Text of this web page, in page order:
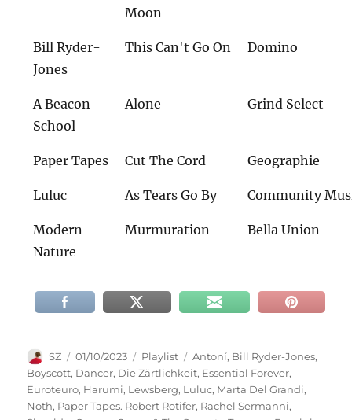
Moon
Bill Ryder-
Jones
This Can't Go On Domino
A Beacon
School
Alone Grind Select
Paper Tapes Cut The Cord Geographie
Luluc As Tears Go By Community
Modern
Nature
Murmuration Bella Union
Autor
SZ
Veröffentlicht
am
01/10/2023 Kategorien
Playlist Schlagwörter
Antoní, Bill Ryder-Jones,
Boyscott, Dancer, Die Zärtlichkeit, Essential Forever,
Euroteuro, Harumi, Lewsberg, Luluc, Marta Del Grandi,
Noth, Paper Tapes. Robert Rotifer, Rachel Sermanni,